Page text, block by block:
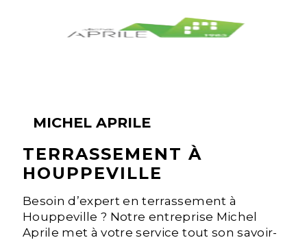
MICHEL APRILE
TERRASSEMENT À
HOUPPEVILLE
Besoin d’expert en terrassement à
Houppeville ? Notre entreprise Michel
Aprile met à votre service tout son savoir-